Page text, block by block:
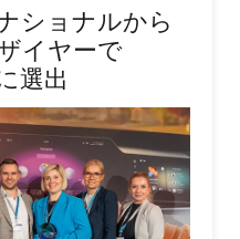
ショナルから
イヤーで
選出